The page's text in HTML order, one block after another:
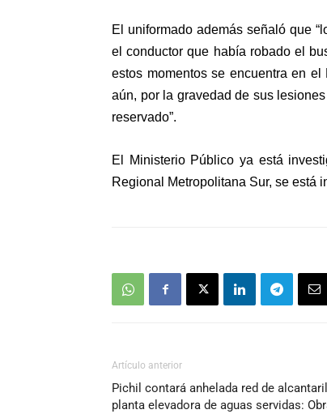
El uniformado además señaló que
el conductor que había robado el
estos momentos se encuentra en
aún, por la gravedad de sus
reservado”.
El Ministerio Público ya está
Regional Metropolitana Sur, se está
Artículo anterior
Pichil contará anhelada red de
planta elevadora de aguas servidas: